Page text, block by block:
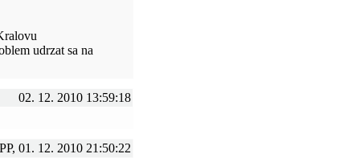
udrzat sa na
02. 12. 2010 13:59:18
PP, 01. 12. 2010 21:50:22